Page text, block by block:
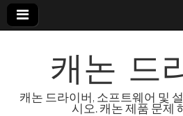
캐논 드
캐논 드라이버, 소프트웨어 및
시오. 캐논 제품 문제